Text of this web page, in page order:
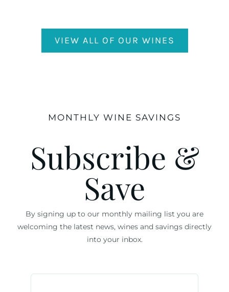
VIEW ALL OF OUR WINES
MONTHLY WINE SAVINGS
Subscribe &
Save
By signing up to our monthly mailing list you are
welcoming the latest news, wines and savings directly
into your inbox.